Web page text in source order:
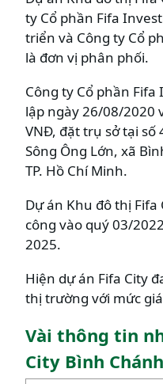
ty Cổ phần Fifa
triển và Công ty Cổ
là đơn vị phân phối.
Công ty Cổ phần
lập ngày 26/08/2020
VNĐ, đặt trụ sở tại
Sông Ông Lớn, xã
TP. Hồ Chí Minh.
Dự án Khu đô thị
công vào quý 03/
2025.
Hiện dự án Fifa City
thị trường với mức
Vài thông tin
City Bình Chánh